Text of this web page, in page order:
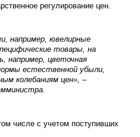
регулирование цен.
например, ювелирные
товары, на
например, цветочная
естественной убыли,
колебаниям цен», –
числе с учетом поступивших